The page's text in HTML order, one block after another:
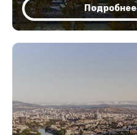
Подробнее